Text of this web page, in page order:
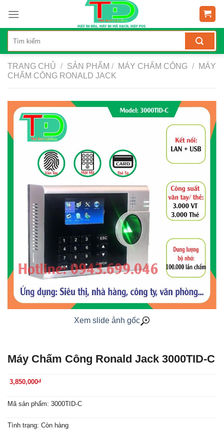
content
TRANG CHỦ / SẢN PHẨM / MÁY CHẤM CÔNG /
MÁY
CHẤM CÔNG RONALD JACK
Xem slide ảnh gốc
Máy Chấm Công Ronald Jack 3000TID-C
3,850,000đ
Mã sản phẩm: 3000TID-C
Tình trạng: Còn hàng